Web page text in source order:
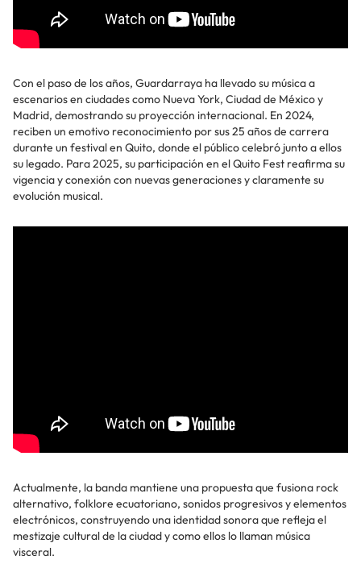
Con el paso de los años, Guardarraya ha llevado su música a
escenarios en ciudades como Nueva York, Ciudad de México y
Madrid, demostrando su proyección internacional. En 2024,
reciben un emotivo reconocimiento por sus 25 años de carrera
durante un festival en Quito, donde el público celebró junto a ellos
su legado. Para 2025, su participación en el Quito Fest reafirma su
vigencia y conexión con nuevas generaciones y claramente su
evolución musical.
Actualmente, la banda mantiene una propuesta que fusiona rock
alternativo, folklore ecuatoriano, sonidos progresivos y elementos
electrónicos, construyendo una identidad sonora que refleja el
mestizaje cultural de la ciudad y como ellos lo llaman música
visceral.